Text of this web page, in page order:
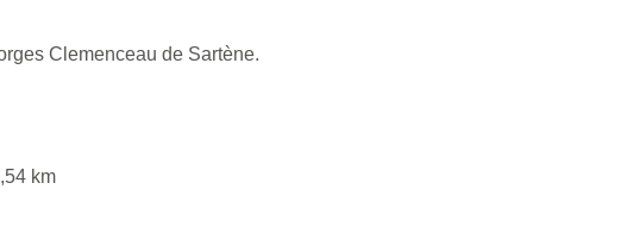
Clemenceau de Sartène.
km